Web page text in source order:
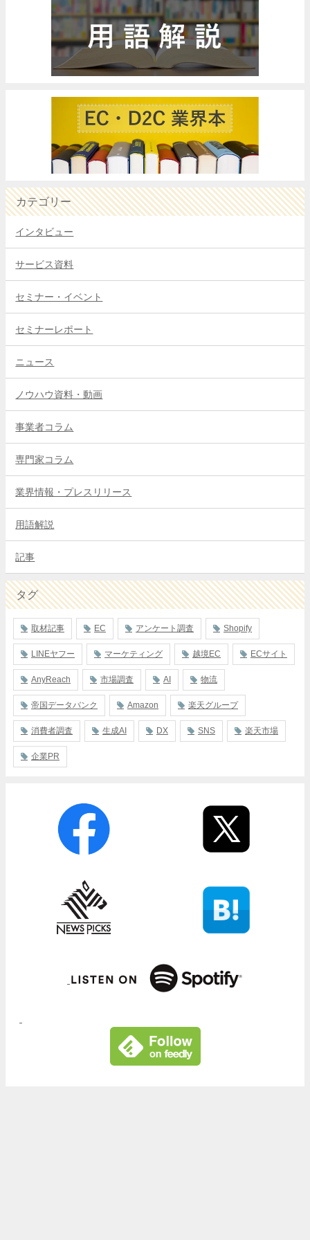
カテゴリー
インタビュー
サービス資料
セミナー・イベント
セミナーレポート
ニュース
ノウハウ資料・動画
事業者コラム
専門家コラム
業界情報・プレスリリース
用語解説
記事
タグ
取材記事 EC アンケート調査 Shopify
LINEヤフー マーケティング 越境EC ECサイト
AnyReach 市場調査 AI 物流
帝国データバンク Amazon 楽天グループ
消費者調査 生成AI DX SNS 楽天市場
企業PR